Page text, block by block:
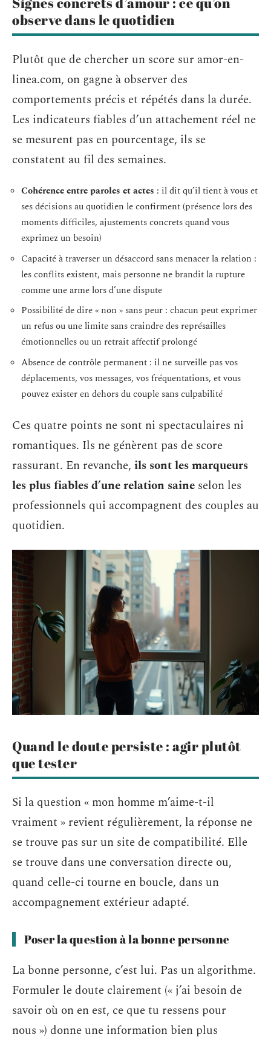
observe dans le quotidien
Plutôt que de chercher un score sur amor-en-
linea.com, on gagne à observer des
comportements précis et répétés dans la durée.
Les indicateurs fiables d’un attachement réel ne
se mesurent pas en pourcentage, ils se
constatent au fil des semaines.
Cohérence entre paroles et actes : il dit qu’il tient à vous et
ses décisions au quotidien le confirment (présence lors des
moments difficiles, ajustements concrets quand vous
exprimez un besoin)
Capacité à traverser un désaccord sans menacer la relation :
les conflits existent, mais personne ne brandit la rupture
comme une arme lors d’une dispute
Possibilité de dire « non » sans peur : chacun peut exprimer
un refus ou une limite sans craindre des représailles
émotionnelles ou un retrait affectif prolongé
Absence de contrôle permanent : il ne surveille pas vos
déplacements, vos messages, vos fréquentations, et vous
pouvez exister en dehors du couple sans culpabilité
Ces quatre points ne sont ni spectaculaires ni
romantiques. Ils ne génèrent pas de score
rassurant. En revanche, ils sont les marqueurs
les plus fiables d’une relation saine selon les
professionnels qui accompagnent des couples au
quotidien.
Quand le doute persiste : agir plutôt
que tester
Si la question « mon homme m’aime-t-il
vraiment » revient régulièrement, la réponse ne
se trouve pas sur un site de compatibilité. Elle
se trouve dans une conversation directe ou,
quand celle-ci tourne en boucle, dans un
accompagnement extérieur adapté.
Poser la question à la bonne personne
La bonne personne, c’est lui. Pas un algorithme.
Formuler le doute clairement (« j’ai besoin de
savoir où on en est, ce que tu ressens pour
nous ») donne une information bien plus